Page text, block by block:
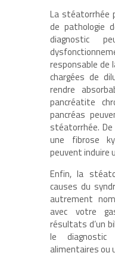
La stéatorrhée
de pathologie
diagnostic
responsable de
chargées de
rendre
pancréatite
pancréas
stéatorrhée.
une fibrose
peuvent induire
Enfin, la
causes du
autrement
avec votre
résultats d’un
le diagnostic
alimentaires ou